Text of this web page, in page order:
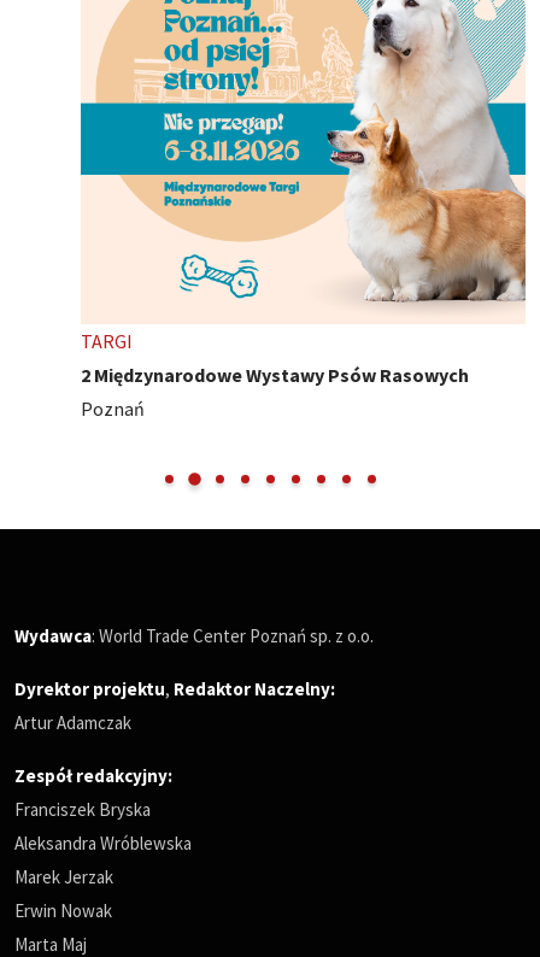
2 Międzynarodowe Wystawy Psów Rasowych
Wydawca: World Trade Center Poznań sp. z o.o.
Dyrektor projektu, Redaktor Naczelny:
Artur Adamczak
Zespół redakcyjny:
Franciszek Bryska
Aleksandra Wróblewska
Marek Jerzak
Erwin Nowak
Marta Maj